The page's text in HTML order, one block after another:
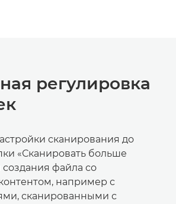
регулировка
сканирования до
«Сканировать больше
создания файла со
например с
сканированными с